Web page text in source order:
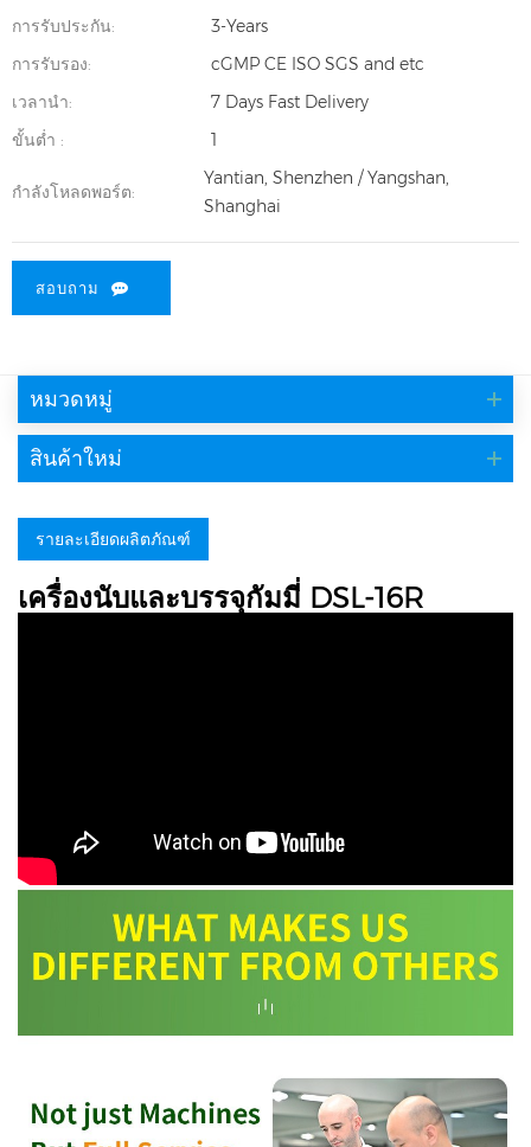
การรับประกัน:
3-Years
การรับรอง:
cGMP CE ISO SGS and etc
เวลานำ:
7 Days Fast Delivery
ขั้นต่ำ :
1
กำลังโหลดพอร์ต:
Yantian, Shenzhen / Yangshan,
Shanghai
สอบถาม
หมวดหมู่
สินค้าใหม่
รายละเอียดผลิตภัณฑ์
เครื่องนับและบรรจุกัมมี่ DSL-16R